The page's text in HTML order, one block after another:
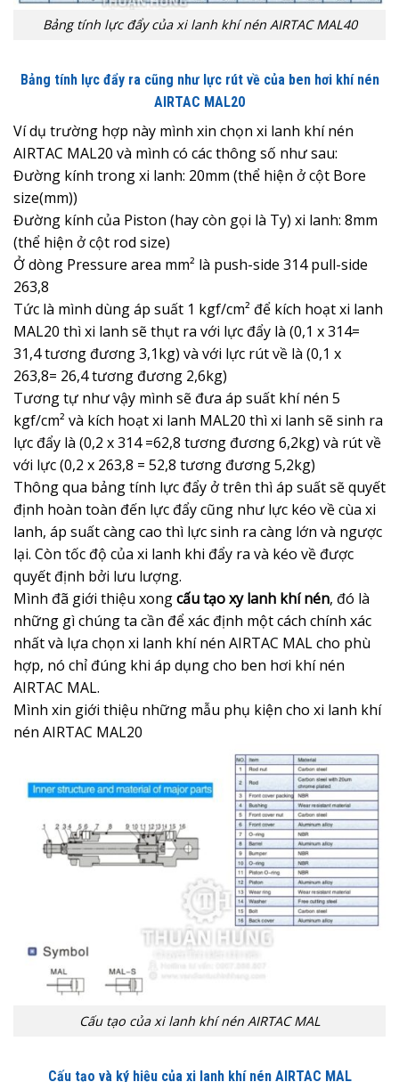
Bảng tính lực đẩy của xi lanh khí nén AIRTAC MAL40
Bảng tính lực đẩy ra cũng như lực rút về của ben hơi khí nén
AIRTAC MAL20
Ví dụ trường hợp này mình xin chọn xi lanh khí nén
AIRTAC MAL20 và mình có các thông số như sau:
Đường kính trong xi lanh: 20mm (thể hiện ở cột Bore
size(mm))
Đường kính của Piston (hay còn gọi là Ty) xi lanh: 8mm
(thể hiện ở cột rod size)
Ở dòng Pressure area mm² là push-side 314 pull-side
263,8
Tức là mình dùng áp suất 1 kgf/cm² để kích hoạt xi lanh
MAL20 thì xi lanh sẽ thụt ra với lực đẩy là (0,1 x 314=
31,4 tương đương 3,1kg) và với lực rút về là (0,1 x
263,8= 26,4 tương đương 2,6kg)
Tương tự như vậy mình sẽ đưa áp suất khí nén 5
kgf/cm² và kích hoạt xi lanh MAL20 thì xi lanh sẽ sinh ra
lực đẩy là (0,2 x 314 =62,8 tương đương 6,2kg) và rút về
với lực (0,2 x 263,8 = 52,8 tương đương 5,2kg)
Thông qua bảng tính lực đẩy ở trên thì áp suất sẽ quyết
định hoàn toàn đến lực đẩy cũng như lực kéo về cùa xi
lanh, áp suất càng cao thì lực sinh ra càng lớn và ngược
lại. Còn tốc độ của xi lanh khi đẩy ra và kéo về được
quyết định bởi lưu lượng.
Mình đã giới thiệu xongcấu tạo xy lanh khí nén, đó là
những gì chúng ta cần để xác định một cách chính xác
nhất và lựa chọn xi lanh khí nén AIRTAC MAL cho phù
hợp, nó chỉ đúng khi áp dụng cho ben hơi khí nén
AIRTAC MAL.
Mình xin giới thiệu những mẫu phụ kiện cho xi lanh khí
nén AIRTAC MAL20
Cấu tạo của xi lanh khí nén AIRTAC MAL
Cấu tạo và ký hiệu của xi lanh khí nén AIRTAC MAL